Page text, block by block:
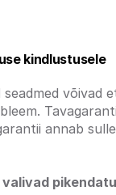
kindlustusele
seadmed
annab